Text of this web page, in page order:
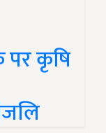
पर कृषि